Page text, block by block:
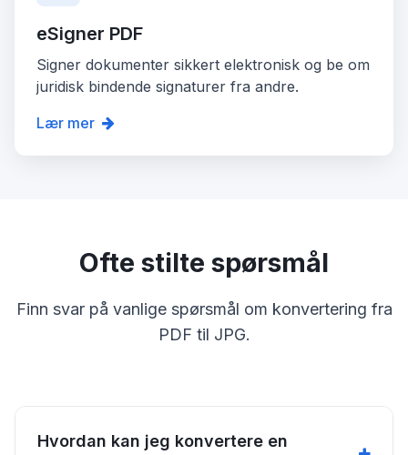
eSigner PDF
Signer dokumenter sikkert elektronisk og be om
juridisk bindende signaturer fra andre.
Lær mer
Ofte stilte spørsmål
Finn svar på vanlige spørsmål om konvertering fra
PDF til JPG.
Hvordan kan jeg konvertere en